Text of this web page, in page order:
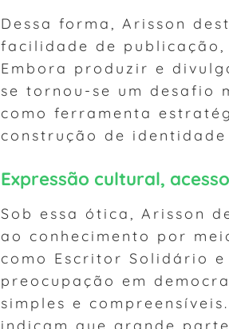
Dessa forma, Arisson
facilidade de publicação,
Embora produzir e
se tornou-se um desafio
como ferramenta
construção de
Expressão cultural,
Sob essa ótica, Arisson
ao conhecimento por
como Escritor Solidário
preocupação em
simples e
indicam que grande